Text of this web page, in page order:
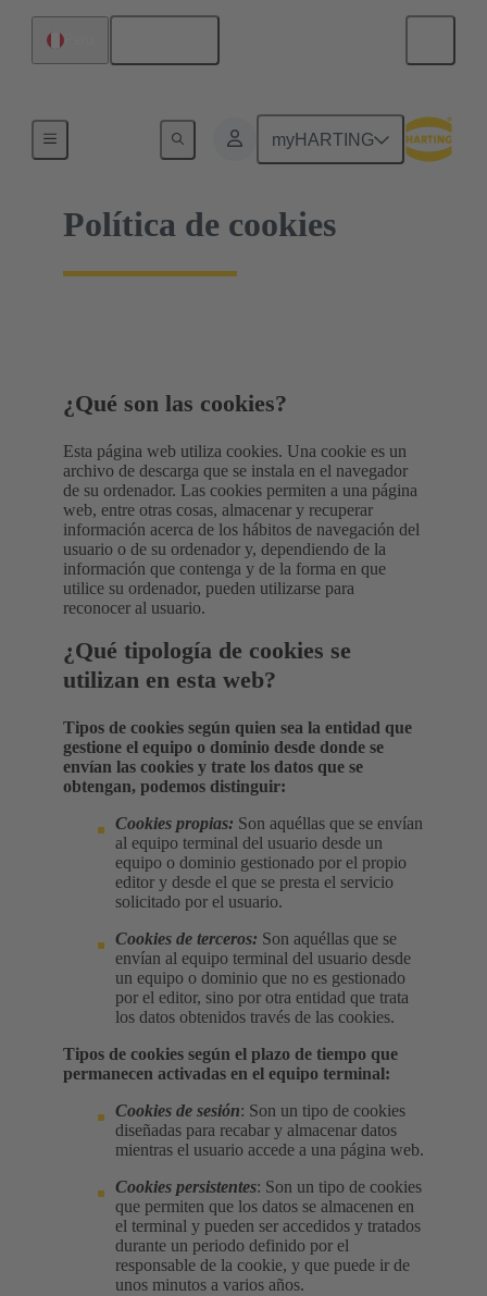
myHARTING
Política de cookies
¿Qué son las cookies?
Esta página web utiliza cookies. Una cookie es un
archivo de descarga que se instala en el navegador
de su ordenador. Las cookies permiten a una página
web, entre otras cosas, almacenar y recuperar
información acerca de los hábitos de navegación del
usuario o de su ordenador y, dependiendo de la
información que contenga y de la forma en que
utilice su ordenador, pueden utilizarse para
reconocer al usuario.
¿Qué tipología de cookies se
utilizan en esta web?
Tipos de cookies según quien sea la entidad que
gestione el equipo o dominio desde donde se
envían las cookies y trate los datos que se
obtengan, podemos distinguir:
Cookies propias: Son aquéllas que se envían
al equipo terminal del usuario desde un
equipo o dominio gestionado por el propio
editor y desde el que se presta el servicio
solicitado por el usuario.
Cookies de terceros: Son aquéllas que se
envían al equipo terminal del usuario desde
un equipo o dominio que no es gestionado
por el editor, sino por otra entidad que trata
los datos obtenidos través de las cookies.
Tipos de cookies según el plazo de tiempo que
permanecen activadas en el equipo terminal:
Cookies de sesión: Son un tipo de cookies
diseñadas para recabar y almacenar datos
mientras el usuario accede a una página web.
Cookies persistentes: Son un tipo de cookies
que permiten que los datos se almacenen en
el terminal y pueden ser accedidos y tratados
durante un periodo definido por el
responsable de la cookie, y que puede ir de
unos minutos a varios años.